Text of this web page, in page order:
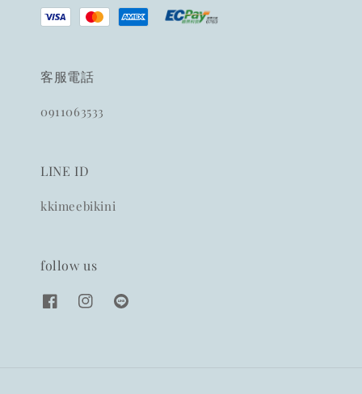
客服電話
0911063533
LINE ID
kkimeebikini
follow us